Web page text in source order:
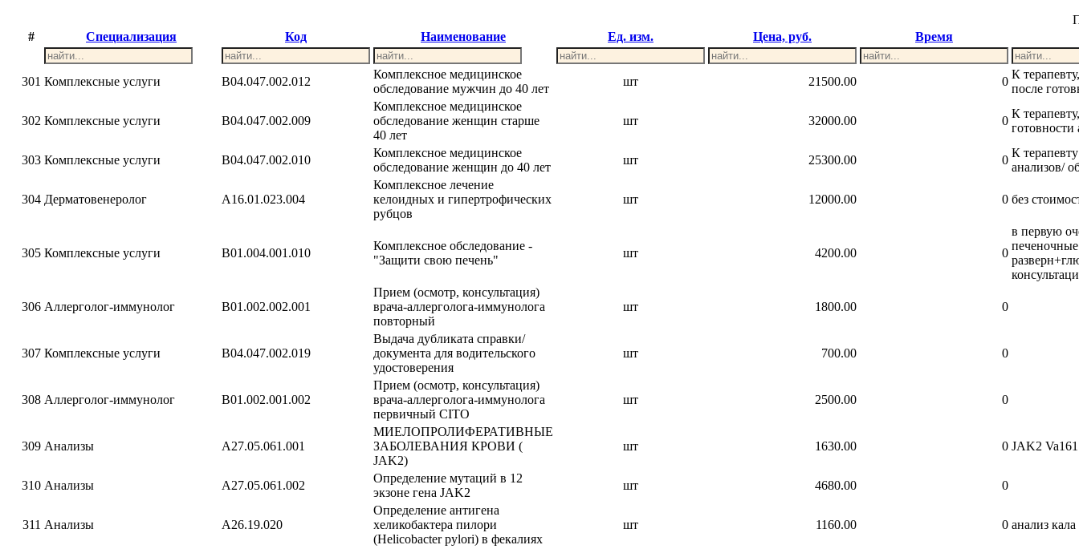
#
Специализация Код Наименование Ед. изм. Цена, руб. Время
301 Комплексные услуги B04.047.002.012
Комплексное медицинское
обследование мужчин до 40 лет
шт 21500.00 0
К
после
302 Комплексные услуги B04.047.002.009
Комплексное медицинское
обследование женщин старше
40 лет
шт 32000.00 0
К
готовности
303 Комплексные услуги B04.047.002.010
Комплексное медицинское
обследование женщин до 40 лет
шт 25300.00 0
К
анализов/
304 Дерматовенеролог A16.01.023.004
Комплексное лечение
келоидных и гипертрофических
рубцов
шт 12000.00 0 без
305 Комплексные услуги B01.004.001.010
Комплексное обследование -
"Защити свою печень"
шт 4200.00 0
в первую
306 Аллерголог-иммунолог B01.002.002.001
Прием (осмотр, консультация)
врача-аллерголога-иммунолога
повторный
шт 1800.00 0
307 Комплексные услуги B04.047.002.019
Выдача дубликата справки/
документа для водительского
удостоверения
шт 700.00 0
308 Аллерголог-иммунолог B01.002.001.002
Прием (осмотр, консультация)
врача-аллерголога-иммунолога
первичный CITO
шт 2500.00 0
309 Анализы A27.05.061.001
МИЕЛОПРОЛИФЕРАТИВНЫЕ
ЗАБОЛЕВАНИЯ КРОВИ (
JAK2)
шт 1630.00 0 JAK2
310 Анализы A27.05.061.002
Определение мутаций в 12
экзоне гена JAK2
шт 4680.00 0
311 Анализы A26.19.020
Определение антигена
хеликобактера пилори
(Helicobacter pylori) в фекалиях
шт 1160.00 0 анализ кала